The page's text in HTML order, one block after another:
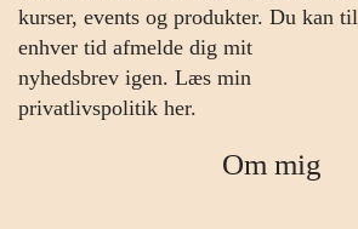
kurser, events og produkter. Du kan til
enhver tid afmelde dig mit
nyhedsbrev igen. Læs min
privatlivspolitik her.
Om mig